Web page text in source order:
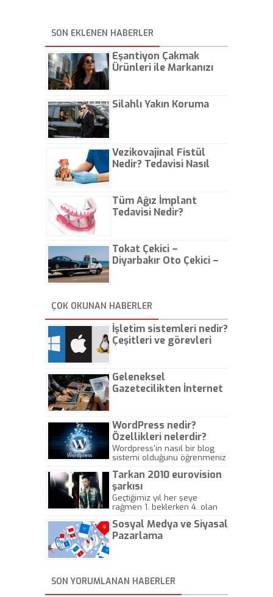
SON EKLENEN HABERLER
Eşantiyon Çakmak
Ürünleri ile Markanızı
Silahlı Yakın Koruma
Vezikovajinal Fistül
Nedir? Tedavisi Nasıl
Tüm Ağız İmplant
Tedavisi Nedir?
Tokat Çekici –
Diyarbakır Oto Çekici –
ÇOK OKUNAN HABERLER
İşletim sistemleri nedir?
Çeşitleri ve görevleri
Geleneksel
Gazetecilikten İnternet
WordPress nedir?
Özellikleri nelerdir?
Wordpress'in nasıl bir blog
sistemi olduğunu öğrenmeniz
Tarkan 2010 eurovision
şarkısı
Geçtiğimiz yıl her şeye
rağmen 1. beklerken 4. olan
gösterisinin bu yarışmada
önemli olmadığını anlamıştır.
Sosyal Medya ve Siyasal
Pazarlama
SON YORUMLANAN HABERLER